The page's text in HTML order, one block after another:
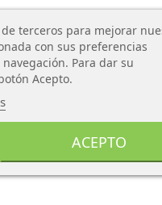
variedad de juguetes y
terceros para mejorar
con sus preferencias
Para dar su
Acepto.
ACEPTO